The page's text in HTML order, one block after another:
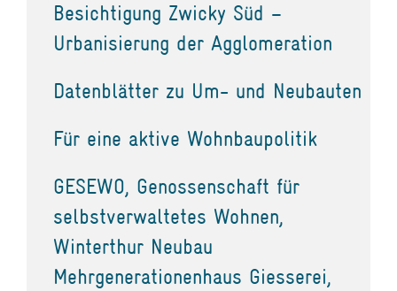
Besichtigung Zwicky Süd –
Urbanisierung der Agglomeration
Datenblätter zu Um- und Neubauten
Für eine aktive Wohnbaupolitik
GESEWO, Genossenschaft für
selbstverwaltetes Wohnen,
Winterthur Neubau
Mehrgenerationenhaus Giesserei,